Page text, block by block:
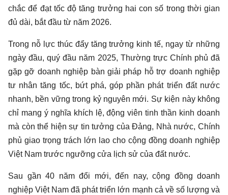
chắc để đạt tốc độ tăng trưởng hai con số trong thời gian
đủ dài, bắt đầu từ năm 2026.
Trong nỗ lực thúc đẩy tăng trưởng kinh tế, ngay từ những
ngày đầu, quý đầu năm 2025, Thường trực Chính phủ đã
gặp gỡ doanh nghiệp bàn giải pháp hỗ trợ doanh nghiệp
tư nhân tăng tốc, bứt phá, góp phần phát triển đất nước
nhanh, bền vững trong kỷ nguyên mới. Sự kiện này không
chỉ mang ý nghĩa khích lệ, động viên tinh thần kinh doanh
mà còn thể hiện sự tin tưởng của Đảng, Nhà nước, Chính
phủ giao trọng trách lớn lao cho cộng đồng doanh nghiệp
Việt Nam trước ngưỡng cửa lịch sử của đất nước.
Sau gần 40 năm đổi mới, đến nay, cộng đồng doanh
nghiệp Việt Nam đã phát triển lớn mạnh cả về số lượng và